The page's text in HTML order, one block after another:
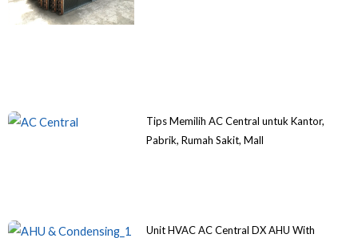
Tips Memilih AC Central untuk Kantor,
Pabrik, Rumah Sakit, Mall
Unit HVAC AC Central DX AHU With